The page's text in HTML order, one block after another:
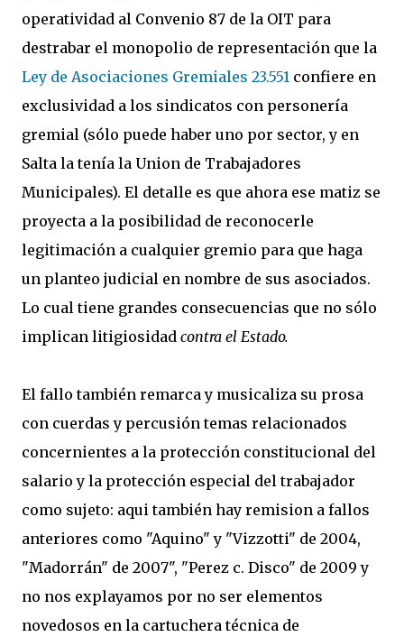
operatividad al Convenio 87 de la OIT para
destrabar el monopolio de representación que la
Ley de Asociaciones Gremiales 23.551 confiere en
exclusividad a los sindicatos con personería
gremial (sólo puede haber uno por sector, y en
Salta la tenía la Union de Trabajadores
Municipales). El detalle es que ahora ese matiz se
proyecta a la posibilidad de reconocerle
legitimación a cualquier gremio para que haga
un planteo judicial en nombre de sus asociados.
Lo cual tiene grandes consecuencias que no sólo
implican litigiosidad contra el Estado.
El fallo también remarca y musicaliza su prosa
con cuerdas y percusión temas relacionados
concernientes a la protección constitucional del
salario y la protección especial del trabajador
como sujeto: aqui también hay remision a fallos
anteriores como "Aquino" y "Vizzotti" de 2004,
"Madorrán" de 2007", "Perez c. Disco" de 2009 y
no nos explayamos por no ser elementos
novedosos en la cartuchera técnica de